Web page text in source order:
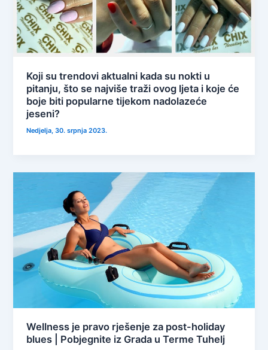
Koji su trendovi aktualni kada su nokti u
pitanju, što se najviše traži ovog ljeta i koje će
boje biti popularne tijekom nadolazeće
jeseni?
Nedjelja, 30. srpnja 2023.
Wellness je pravo rješenje za post-holiday
blues | Pobjegnite iz Grada u Terme Tuhelj